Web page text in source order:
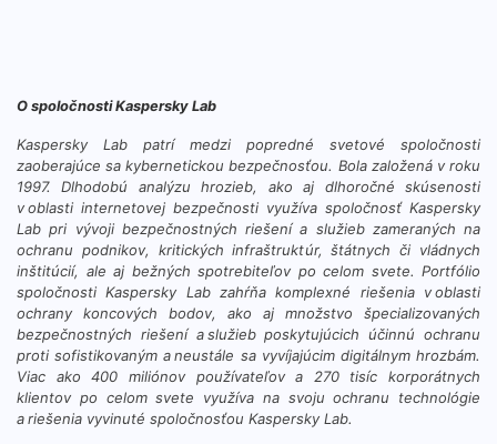
O spoločnosti Kaspersky Lab
Kaspersky Lab patrí medzi popredné svetové spoločnosti
zaoberajúce sa kybernetickou bezpečnosťou. Bola založená v roku
1997. Dlhodobú analýzu hrozieb, ako aj dlhoročné skúsenosti
voblasti internetovej bezpečnosti využíva spoločnosť Kaspersky
Lab pri vývoji bezpečnostných riešení a služieb zameraných na
ochranu podnikov, kritických infraštruktúr, štátnych či vládnych
inštitúcií, ale aj bežných spotrebiteľov po celom svete. Portfólio
spoločnosti Kaspersky Lab zahŕňa komplexné riešenia voblasti
ochrany koncových bodov, ako aj množstvo špecializovaných
bezpečnostných riešení a služieb poskytujúcich účinnú ochranu
proti sofistikovaným a neustále sa vyvíjajúcim digitálnym hrozbám.
Viac ako 400 miliónov používateľov a 270 tisíc korporátnych
klientov po celom svete využíva na svoju ochranu technológie
ariešenia vyvinuté spoločnosťou Kaspersky Lab.